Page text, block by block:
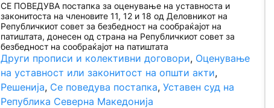
СЕ ПОВЕДУВА постапка за оценување на уставноста и
законитоста на членовите 11, 12 и 18 од Деловникот на
Републичкиот совет за безбедност на сообраќајот на
патиштата, донесен од страна на Републичкиот совет за
безбедност на сообраќајот на патиштата
Други прописи и колективни договори, Оценување
на уставност или законитост на општи акти ,
Решенија, Се поведува постапка, Уставен суд на
Република Северна Македонија